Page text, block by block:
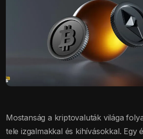
Mostanság a kriptovaluták világa
tele izgalmakkal és kihívásokkal. Egy